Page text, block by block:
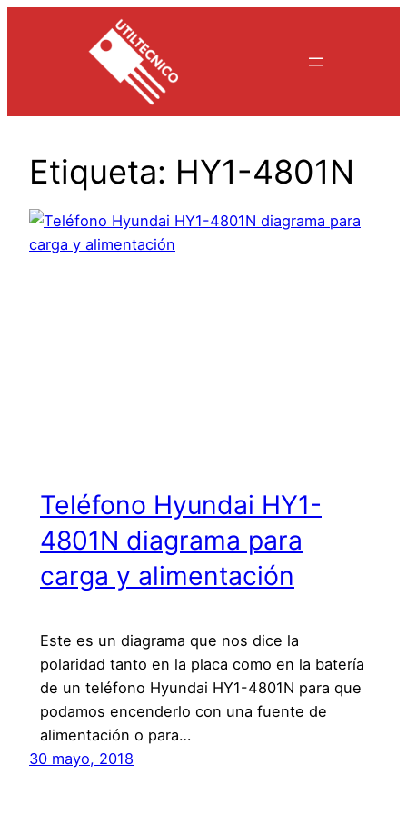
Etiqueta: HY1-4801N
Teléfono Hyundai HY1-
4801N diagrama para
carga y alimentación
Este es un diagrama que nos dice la
polaridad tanto en la placa como en la batería
de un teléfono Hyundai HY1-4801N para que
podamos encenderlo con una fuente de
alimentación o para…
30 mayo, 2018